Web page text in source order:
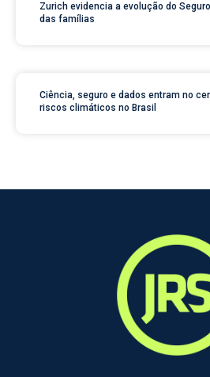
Zurich evidencia a evolução do
das famílias
Ciência, seguro e dados entram no
riscos climáticos no Brasil